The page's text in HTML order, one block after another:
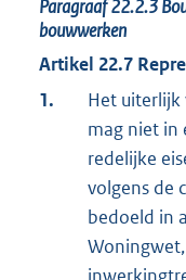
Paragraaf22.2.3
bouwwerken
Artikel 22.7
1.
Het uiterlijk
mag niet in
redelijke
volgens de
bedoeld in